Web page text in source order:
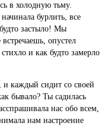
в холодную тьму.
бурлить, все
застыло! Мы
опустел
и как будто замерло
и каждый сидит со своей
бывало? Ты садилась
нас обо всем,
нам настроение